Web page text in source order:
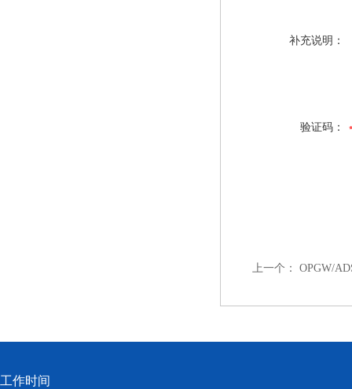
补充说明：
验证码：
上一个： OPGW/
工作时间